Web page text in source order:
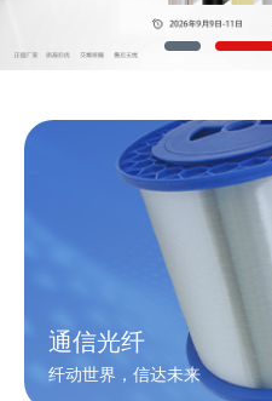
通信光纤
纤动世界，信达未来